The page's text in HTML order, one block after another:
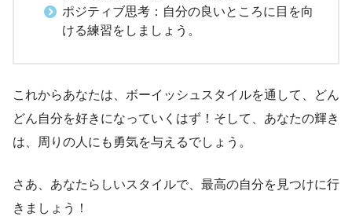
ポジティブ思考：自分の良いところに目を向
ける練習をしましょう。
これからあなたは、ボーイッシュスタイルを通して、どん
どん自分を好きになっていくはず！そして、あなたの輝き
は、周りの人にも勇気を与えるでしょう。
さあ、あなたらしいスタイルで、最高の自分を見つけに行
きましょう！